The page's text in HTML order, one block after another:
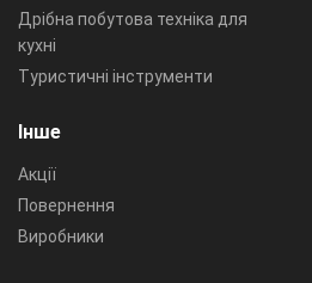
Дрібна побутова техніка для
кухні
Туристичні інструменти
Інше
Акції
Повернення
Виробники